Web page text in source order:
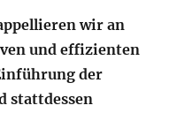
wir an
und effizienten
der
stattdessen